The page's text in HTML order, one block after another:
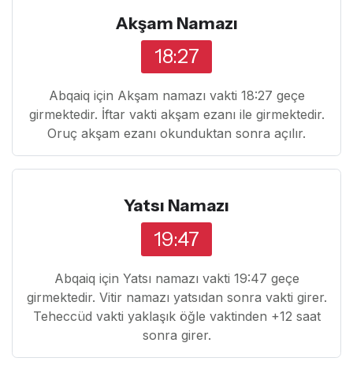
Akşam Namazı
18:27
Abqaiq için Akşam namazı vakti 18:27 geçe
girmektedir. İftar vakti akşam ezanı ile girmektedir.
Oruç akşam ezanı okunduktan sonra açılır.
Yatsı Namazı
19:47
Abqaiq için Yatsı namazı vakti 19:47 geçe
girmektedir. Vitir namazı yatsıdan sonra vakti girer.
Teheccüd vakti yaklaşık öğle vaktinden +12 saat
sonra girer.